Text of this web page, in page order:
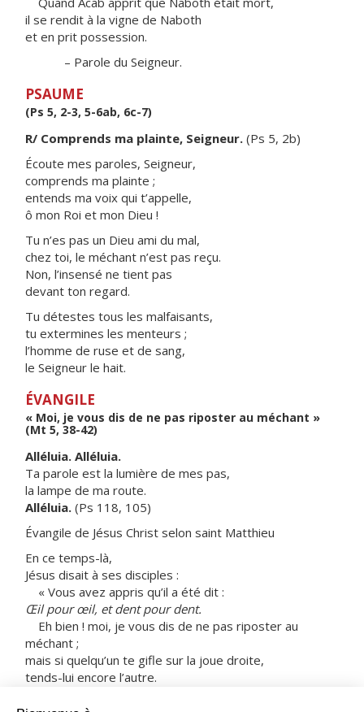
il se rendit à la vigne de Naboth
et en prit possession.
– Parole du Seigneur.
PSAUME
(Ps 5, 2-3, 5-6ab, 6c-7)
R/ Comprends ma plainte, Seigneur. (Ps 5, 2b)
Écoute mes paroles, Seigneur,
comprends ma plainte ;
entends ma voix qui t’appelle,
ô mon Roi et mon Dieu !
Tu n’es pas un Dieu ami du mal,
chez toi, le méchant n’est pas reçu.
Non, l’insensé ne tient pas
devant ton regard.
Tu détestes tous les malfaisants,
tu extermines les menteurs ;
l’homme de ruse et de sang,
le Seigneur le hait.
ÉVANGILE
« Moi, je vous dis de ne pas riposter au méchant »
(Mt 5, 38-42)
Alléluia. Alléluia.
Ta parole est la lumière de mes pas,
la lampe de ma route.
Alléluia. (Ps 118, 105)
Évangile de Jésus Christ selon saint Matthieu
En ce temps-là,
Jésus disait à ses disciples :
« Vous avez appris qu’il a été dit :
Œil pour œil, et dent pour dent.
Eh bien ! moi, je vous dis de ne pas riposter au
méchant ;
mais si quelqu’un te gifle sur la joue droite,
tends-lui encore l’autre.